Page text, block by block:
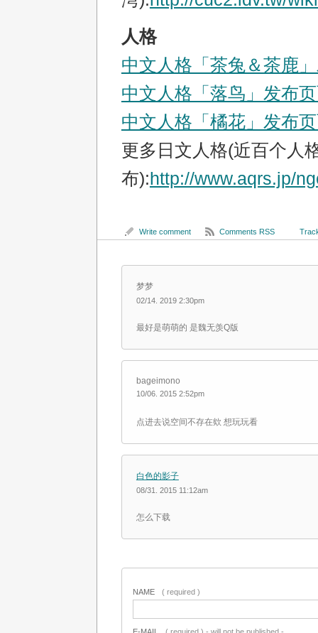
人格
中文人格「茶兔＆茶鹿
中文人格「落鸟」发布
中文人格「橘花」发布
更多日文人格(近百个人
布):http://www.aqrs.jp/
Write comment Comments RSS
梦梦
02/14. 2019 2:30pm
最好是萌萌的 是魏无羡Q版
bageimono
10/06. 2015 2:52pm
点进去说空间不存在欸 想玩玩看
白色的影子
08/31. 2015 11:12am
怎么下载
NAME ( required )